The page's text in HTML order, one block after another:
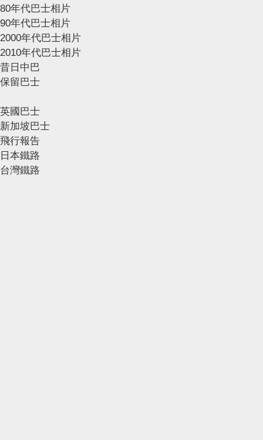
80年代巴士相片
90年代巴士相片
2000年代巴士相片
2010年代巴士相片
昔日中巴
保留巴士
英國巴士
新加坡巴士
飛行報告
日本鐵路
台灣鐵路